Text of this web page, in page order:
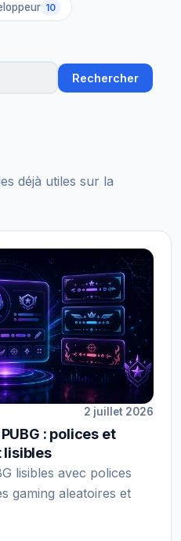
10
Rechercher
déjà utiles sur la
2 juillet 2026
: polices et
lisibles
lisibles avec polices
gaming aleatoires et